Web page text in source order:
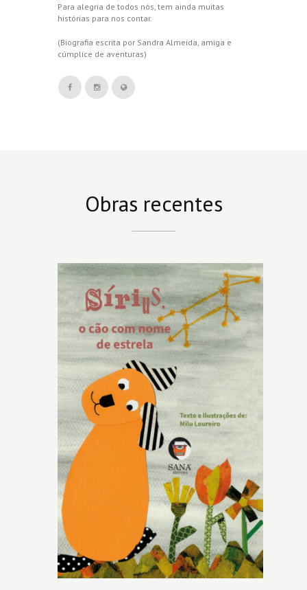
Para alegria de todos nós, tem ainda muitas
histórias para nos contar.
(Biografia escrita por Sandra Almeida, amiga e
cúmplice de aventuras)
Obras recentes